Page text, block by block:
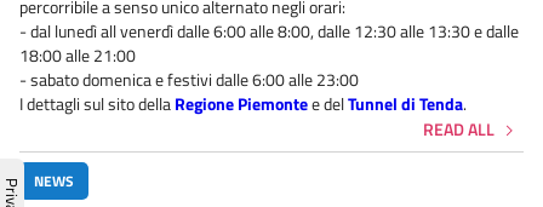
percorribile a senso unico alternato negli orari:
- dal lunedì all venerdì dalle 6:00 alle 8:00, dalle 12:30 alle 13:30 e dalle
18:00 alle 21:00
- sabato domenica e festivi dalle 6:00 alle 23:00
I dettagli sul sito dellaRegione Piemontee delTunnel di Tenda.
READ ALL
NEWS